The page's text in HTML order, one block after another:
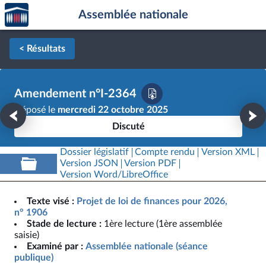
Aller au contenu
Aller en bas de la page
Accèder
à la
page
d'accueil
Assemblée nationale
< Résultats
Amendement n°I-2364
Déposé le mercredi 22 octobre 2025
Discuté
Dossier législatif Compte rendu
Version XML
Version JSON
Version PDF
Version Word/LibreOffice
Texte visé : Projet de loi de finances pour 2026,
n° 1906
Stade de lecture : 1ère lecture (1ère assemblée
saisie)
Examiné par : Assemblée nationale (séance
publique)